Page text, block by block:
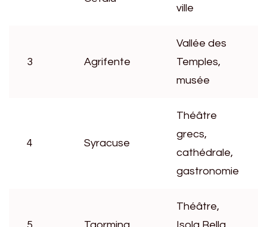
ville
3 Agrifente
Vallée des
Temples,
musée
4 Syracuse
Théâtre
grecs,
cathédrale,
gastronomie
Théâtre,